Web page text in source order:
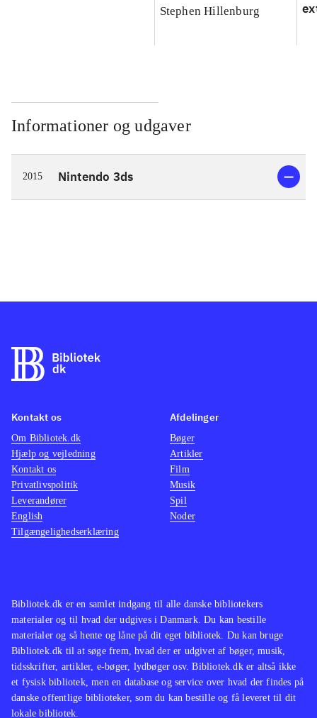
Stephen Hillenburg
Informationer og udgaver
2015 Nintendo 3ds
Bibliotek.dk er en samlet indgang til alle danske bibliotekers
materialer og til hvad der udgives i Danmark. Du kan bestille
materialer og så hente og låne på dit eget bibliotek. Du kan bruge
Bibliotek.dk til at søge frem, hvad der er udgivet af bøger, musik,
tidsskrifter, artikler, e-bøger, lydbøger osv. Bibliotek.dk er altså ikke
et fysisk bibliotek, men en database og service over hvad der findes på
danske offentlige biblioteker, som du kan bestille og få leveret til dit
lokale bibliotek.
Kontakt os
Om Bibliotek.dk
Hjælp og vejledning
Kontakt os
Privatlivspolitik
Leverandører
English
Tilgængelighedserklæring
Afdelinger
Bøger
Artikler
Film
Musik
Spil
Noder